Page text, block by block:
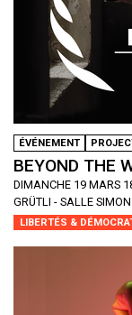
ÉVÉNEMENT
BEYOND THE
DIMANCHE 19 MARS
GRÜTLI - SALLE SIMON
LIBERTÉS &